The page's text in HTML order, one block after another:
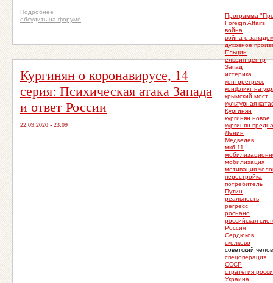
Программа
Foreign Affairs
война
война с
духовное
Ельцин
ельцин-центр
Запад
истерика
контррегресс
конфликт на
крымский мост
культурная
Кургинян
кургинян новое
кургинян
Ленин
Медведев
мкб-11
мобилизация
мотивация
перестройка
потребитель
Путин
реальность
регресс
роснано
российская
Россия
Сердюков
сколково
советский
спецоперация
СССР
стратегия
Украина
Подробнее
обсудить на форуме
Кургинян о коронавирусе, 14
серия: Психическая атака Запада
и ответ России
22.09.2020 - 23:09